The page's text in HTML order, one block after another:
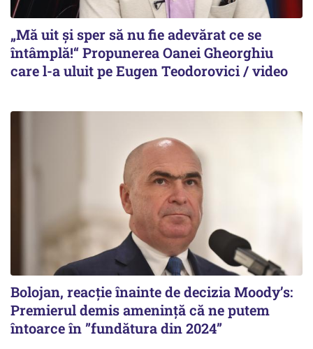
„Mă uit și sper să nu fie adevărat ce se
întâmplă!“ Propunerea Oanei Gheorghiu
care l-a uluit pe Eugen Teodorovici / video
Bolojan, reacție înainte de decizia Moody’s:
Premierul demis amenință că ne putem
întoarce în ”fundătura din 2024”